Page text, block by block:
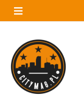
Skip
to
MENU